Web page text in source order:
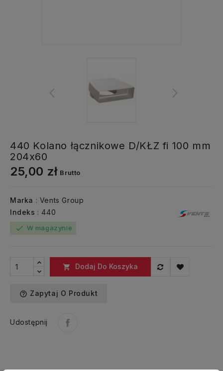
440 Kolano łącznikowe D/KŁZ fi 100 mm
204x60
25,00 zł Brutto
Marka : Vents Group
Indeks : 440
check W magazynie
 Dodaj Do Koszyka
help_outline Zapytaj O Produkt
Udostępnij